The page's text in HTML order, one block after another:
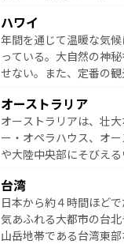
絶景が堪能できる。さ
が魅力。旅行者はアメ
感じることができるだ
旅のスタ
ハワイ
年間を通じて温暖な気
っている。大自然の神
せない。また、定番の
る。「アロハスピリッ
人々、おいしいローカ
がハワイの魅力を彩っ
味わって
オーストラリア
オーストラリアは、壮
ー・オペラハウス、オ
や大陸中央部にそびえ
豊かで、美味しいもの
ング、ハイキングなど
に味
台湾
日本から約４時間ほど
気あふれる大都市の台
山岳地帯である台湾東